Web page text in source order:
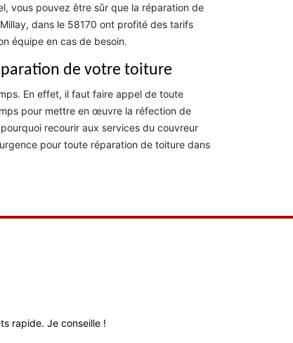
vous pouvez être sûr que la réparation de
dans le 58170 ont profité des tarifs
équipe en cas de besoin.
de votre toiture
En effet, il faut faire appel de toute
pour mettre en œuvre la réfection de
recourir aux services du couvreur
pour toute réparation de toiture dans
rapide. Je conseille !